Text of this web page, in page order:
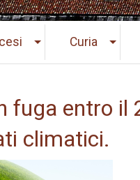
Curia
fuga entro il
climatici.